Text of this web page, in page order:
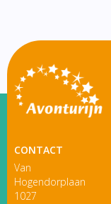
CONTACT
Van
Hogendorplaan
1027